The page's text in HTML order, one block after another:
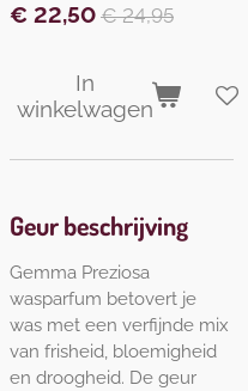
€ 22,50 € 24,95
In
winkelwagen
Geur beschrijving
Gemma Preziosa
wasparfum betovert je
was met een verfijnde mix
van frisheid, bloemigheid
en droogheid. De geur